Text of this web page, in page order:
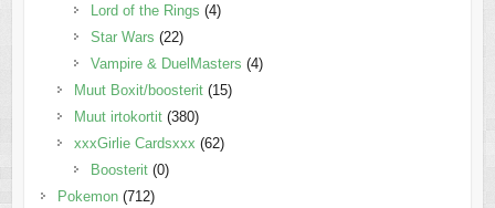
Lord of the Rings (4)
Star Wars (22)
Vampire & DuelMasters (4)
Muut Boxit/boosterit (15)
Muut irtokortit (380)
xxxGirlie Cardsxxx (62)
Boosterit (0)
Pokemon (712)